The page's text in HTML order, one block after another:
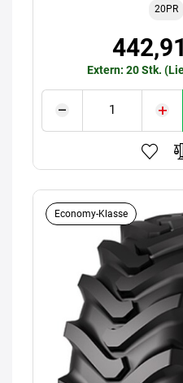
20PR
Extern: 20 Stk.
Economy-Klasse